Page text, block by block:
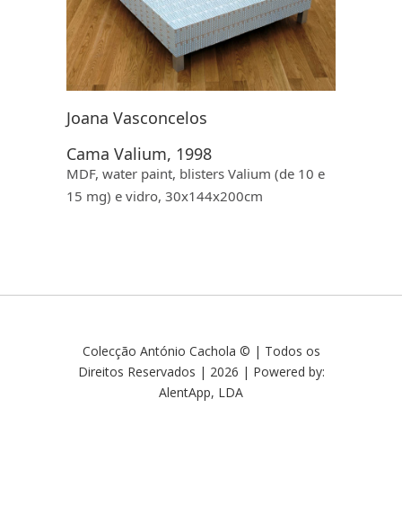
Joana Vasconcelos
Cama Valium, 1998
MDF, water paint, blisters Valium (de 10 e
15 mg) e vidro, 30x144x200cm
Colecção António Cachola © | Todos os
Direitos Reservados | 2026 | Powered by:
AlentApp, LDA